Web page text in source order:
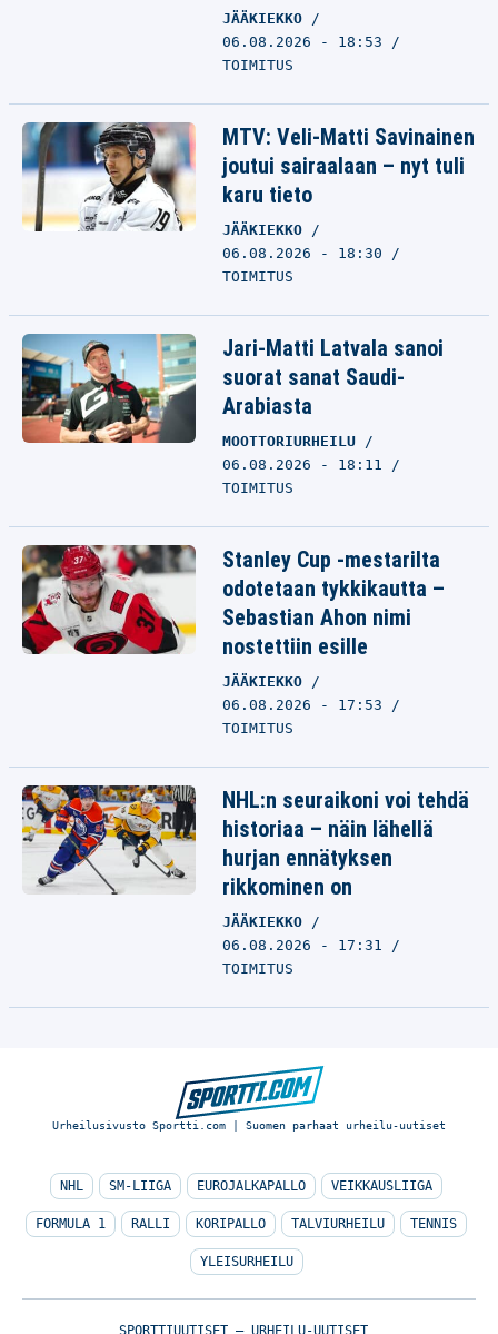
JÄÄKIEKKO
06.08.2026 - 18:53
TOIMITUS
MTV: Veli-Matti Savinainen
joutui sairaalaan – nyt tuli
karu tieto
JÄÄKIEKKO
06.08.2026 - 18:30
TOIMITUS
Jari-Matti Latvala sanoi
suorat sanat Saudi-
Arabiasta
MOOTTORIURHEILU
06.08.2026 - 18:11
TOIMITUS
Stanley Cup -mestarilta
odotetaan tykkikautta –
Sebastian Ahon nimi
nostettiin esille
JÄÄKIEKKO
06.08.2026 - 17:53
TOIMITUS
NHL:n seuraikoni voi tehdä
historiaa – näin lähellä
hurjan ennätyksen
rikkominen on
JÄÄKIEKKO
06.08.2026 - 17:31
TOIMITUS
Urheilusivusto Sportti.com | Suomen parhaat urheilu-uutiset
NHL SM-LIIGA EUROJALKAPALLO VEIKKAUSLIIGA
FORMULA 1 RALLI KORIPALLO TALVIURHEILU TENNIS
YLEISURHEILU
SPORTTIUUTISET – URHEILU-UUTISET